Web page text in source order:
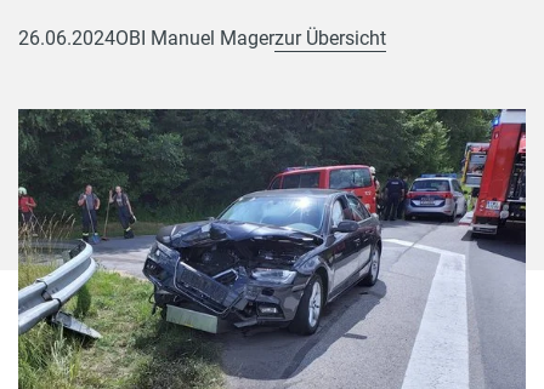
26.06.2024OBI Manuel Magerzur Übersicht